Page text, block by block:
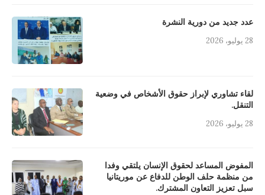
عدد جديد من دورية النشرة
28 يوليو، 2026
لقاء تشاوري لإبراز حقوق الأشخاص في وضعية
التنقل.
28 يوليو، 2026
المفوض المساعد لحقوق الإنسان يلتقي وفدا
من منظمة حلف الوطن للدفاع عن موريتانيا
سبل تعزيز التعاون المشترك.